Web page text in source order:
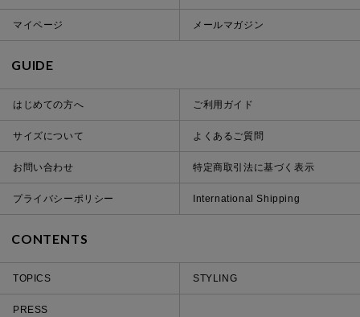
マイページ メールマガジン
GUIDE
はじめての方へ ご利用ガイド
サイズについて よくあるご質問
お問い合わせ 特定商取引法に基づく表示
プライバシーポリシー International Shipping
CONTENTS
TOPICS STYLING
PRESS